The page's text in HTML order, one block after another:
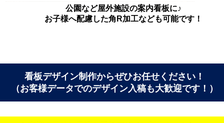
公園など屋外施設の案内看板に♪
お子様へ配慮した角R加工なども可能です！
看板デザイン制作からぜひお任せください！
（お客様データでのデザイン入稿も大歓迎です！）